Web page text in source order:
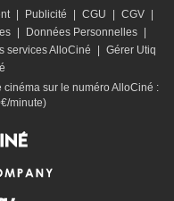
Publicité CGU CGV
Données Personnelles
services AlloCiné
Gérer Utiq
cinéma sur le numéro AlloCiné :
minute)